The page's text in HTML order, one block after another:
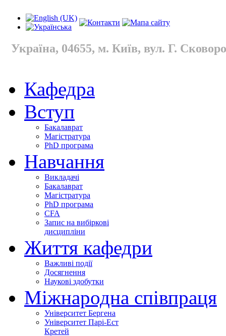
Україна, 04655, м. Київ, вул. Г.
Кафедра
Вступ
Бакалаврат
Магістратура
PhD програма
Навчання
Викладачі
Бакалаврат
Магістратура
PhD програма
CFA
Запис на вибіркові
дисципліни
Життя кафедри
Важливі події
Досягнення
Наукові здобутки
Міжнародна співпраця
Університет Бергена
Університет Парі-Ест
Кретей